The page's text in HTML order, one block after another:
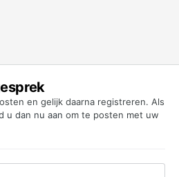
en gelijk daarna registreren. Als
u dan nu aan om te posten met uw